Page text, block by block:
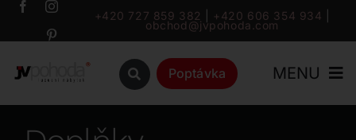
Přeskočit
+420 727 859 382 +420 606 354 934
obchod@jvpohoda.com
Poptávka MENU